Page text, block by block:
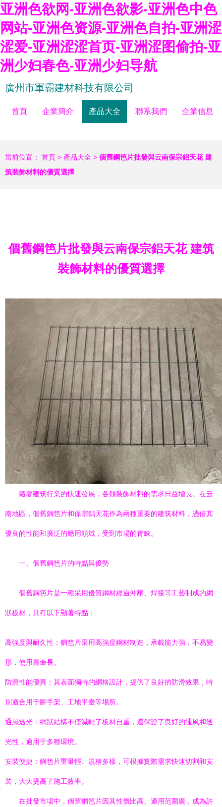
亚洲色欲网-亚洲色欲影-亚洲色中色
网站-亚洲色资源-亚洲色自拍-亚洲涩
涩爱-亚洲涩涩首页-亚洲涩图偷拍-亚
洲少妇春色-亚洲少妇导航
廣州市軍霸建材科技有限公司
首頁 企業簡介 產品大全 聯系我們 企業信息
當前位置： 首頁 > 產品大全 > 個舊鋼笆片批發與云南保宗鋁天花 建
筑裝飾材料的優質選擇
個舊鋼笆片批發與云南保宗鋁天花 建筑
裝飾材料的優質選擇
隨著建筑行業的快速發展，各類裝飾材料的需求日益增長。在云
南地區，個舊鋼笆片和保宗鋁天花作為兩種重要的建筑材料，憑借其
優良的性能和廣泛的應用領域，受到市場的青睞。
一、個舊鋼笆片的特點與優勢
個舊鋼笆片是一種采用優質鋼材經過沖壓、焊接等工藝制成的網
狀板材，具有以下顯著特點：
高強度與耐久性：鋼笆片采用高強度鋼材制造，承載能力強，不易變
形，使用壽命長。
防滑性能優異：其表面獨特的網格設計，提供了良好的防滑效果，特
別適合用于腳手架、工地平臺等場所。
通風透光：網狀結構不僅減輕了板材自重，還保證了良好的通風和透
光性，適用于多種環境。
安裝便捷：鋼笆片重量輕、規格多樣，可根據實際需求快速切割和安
裝，大大提高了施工效率。
在批發市場中，個舊鋼笆片因其性價比高、適用范圍廣，成為許